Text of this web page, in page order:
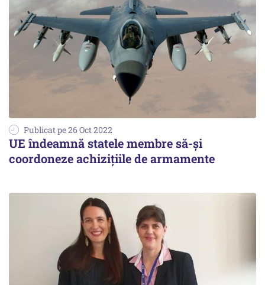
Publicat pe 26 Oct 2022
UE îndeamnă statele membre să-şi
coordoneze achiziţiile de armamente